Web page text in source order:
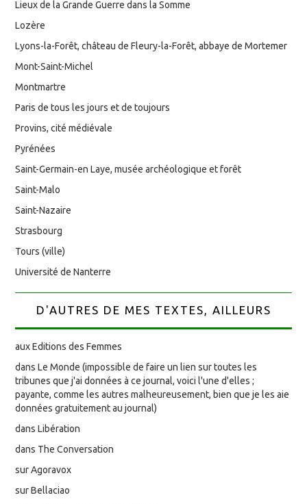
Lieux de la Grande Guerre dans la Somme
Lozère
Lyons-la-Forêt, château de Fleury-la-Forêt, abbaye de Mortemer
Mont-Saint-Michel
Montmartre
Paris de tous les jours et de toujours
Provins, cité médiévale
Pyrénées
Saint-Germain-en Laye, musée archéologique et forêt
Saint-Malo
Saint-Nazaire
Strasbourg
Tours (ville)
Université de Nanterre
D'AUTRES DE MES TEXTES, AILLEURS
aux Editions des Femmes
dans Le Monde (impossible de faire un lien sur toutes les
tribunes que j'ai données à ce journal, voici l'une d'elles ;
payante, comme les autres malheureusement, bien que je les aie
données gratuitement au journal)
dans Libération
dans The Conversation
sur Agoravox
sur Bellaciao